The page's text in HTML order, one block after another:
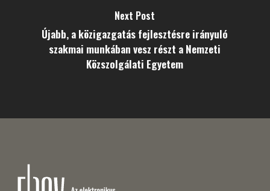
Next Post
Újabb, a közigazgatás fejlesztésre irányuló
szakmai munkában vesz részt a Nemzeti
Közszolgálati Egyetem